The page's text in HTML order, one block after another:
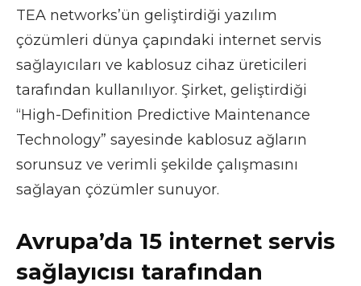
TEA networks’ün geliştirdiği yazılım
çözümleri dünya çapındaki internet servis
sağlayıcıları ve kablosuz cihaz üreticileri
tarafından kullanılıyor. Şirket, geliştirdiği
“High-Definition Predictive Maintenance
Technology” sayesinde kablosuz ağların
sorunsuz ve verimli şekilde çalışmasını
sağlayan çözümler sunuyor.
Avrupa’da 15 internet servis
sağlayıcısı tarafından